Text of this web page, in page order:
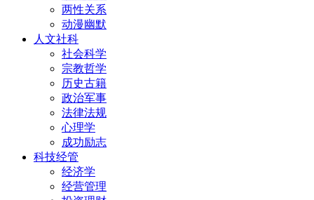
两性关系
动漫幽默
人文社科
社会科学
宗教哲学
历史古籍
政治军事
法律法规
心理学
成功励志
科技经管
经济学
经营管理